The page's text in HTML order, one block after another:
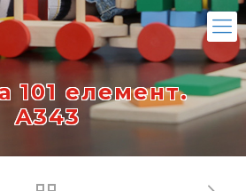
101 елемент.
А343